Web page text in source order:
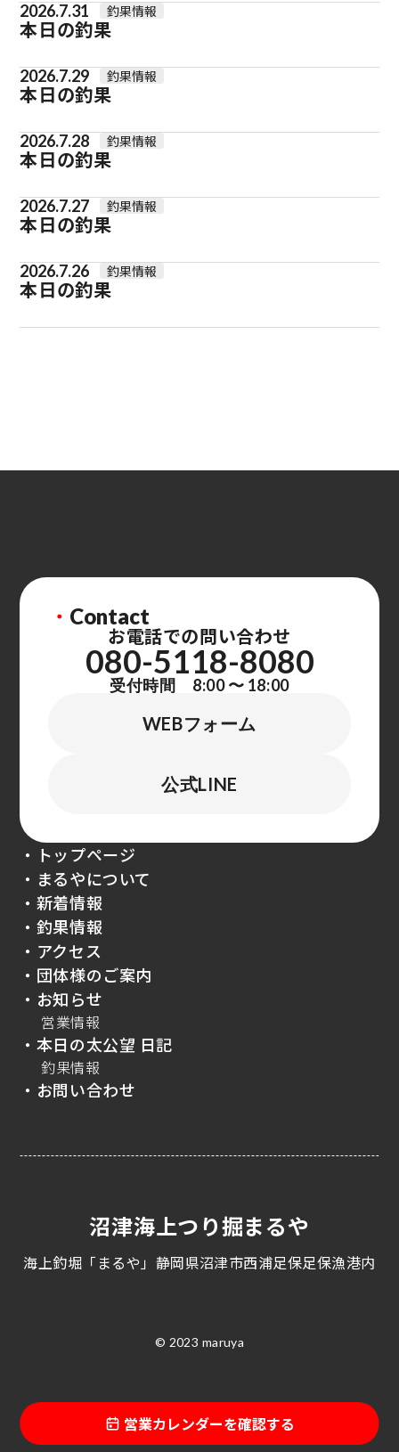
営業カレンダーを確認する
2026.7.31 釣果情報
本日の釣果
2026.7.29 釣果情報
本日の釣果
2026.7.28 釣果情報
本日の釣果
2026.7.27 釣果情報
本日の釣果
2026.7.26 釣果情報
本日の釣果
・ Contact
お電話での問い合わせ
080-5118-8080
受付時間 8:00 〜 18:00
WEBフォーム
公式LINE
・トップページ
・まるやについて
・新着情報
・釣果情報
・アクセス
・団体様のご案内
・お知らせ
営業情報
・本日の太公望 日記
釣果情報
・お問い合わせ
沼津海上つり掘まるや
海上釣堀「まるや」静岡県沼津市西浦足保足保漁港内
© 2023 maruya